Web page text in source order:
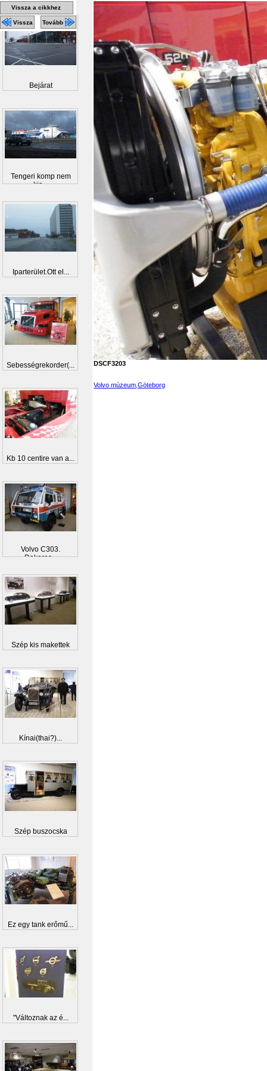
DSCF3203
Volvo múzeum,Göteborg
Vissza a cikkhez
Vissza Tovább
Bejárat
Tengeri komp nem
kis...
Iparterület.Ott el...
Sebességrekorder(...
Kb 10 centire van a...
Volvo C303.
Dakaros...
Szép kis makettek
Kínai(thai?)...
Szép buszocska
Ez egy tank erőmű...
"Változnak az é...